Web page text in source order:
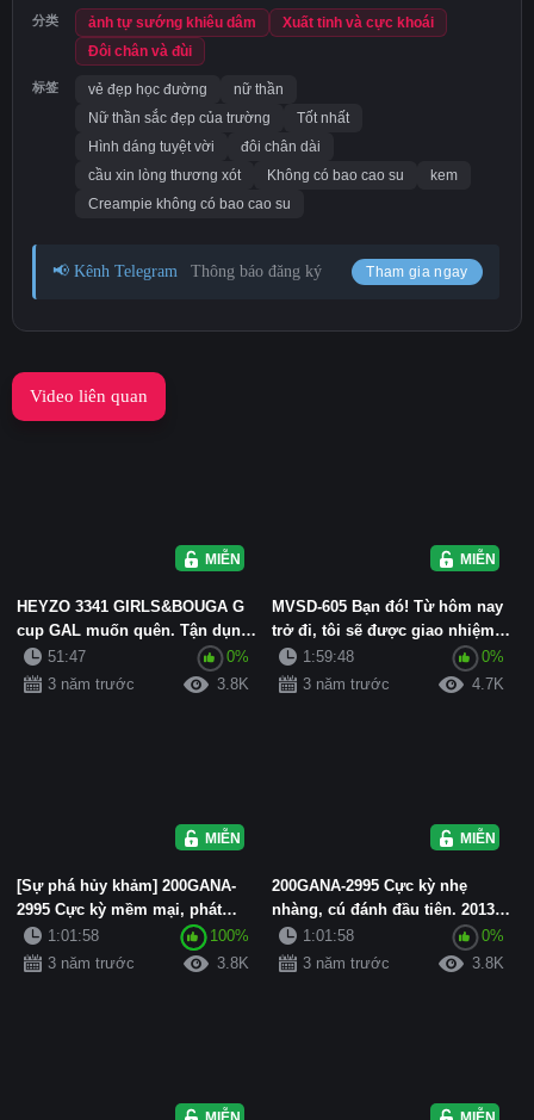
分类 ảnh tự sướng khiêu dâm
Xuất tinh và cực khoái
Đôi chân và đùi
标签 vẻ đẹp học đường
nữ thần
Nữ thần sắc đẹp của trường
Tốt nhất
Hình dáng tuyệt vời
đôi chân dài
cầu xin lòng thương xót
Không có bao cao su
kem
Creampie không có bao cao su
📢 Kênh Telegram Thông báo đăng ký Tham gia ngay
Video liên quan
MIỄN PHÍ
HEYZO 3341 GIRLS&BOUGA G
cup GAL muốn quên. Tận dụng
tối đa bộ ngực nhạy cảm n...
51:47
0%
3 năm trước
3.8K
MIỄN PHÍ
MVSD-605 Bạn đó! Từ hôm nay
trở đi, tôi sẽ được giao nhiệm
vụ chăm sóc nhu cầu tìn...
1:59:48
0%
3 năm trước
4.7K
MIỄN PHÍ
[Sự phá hủy khảm] 200GANA-
2995 Cực kỳ mềm mại, phát
súng đầu tiên. 2013 Đón một
si...
1:01:58
100%
3 năm trước
3.8K
MIỄN PHÍ
200GANA-2995 Cực kỳ nhẹ
nhàng, cú đánh đầu tiên. 2013
Đón một sinh viên đại học có...
1:01:58
0%
3 năm trước
3.8K
MIỄN PHÍ MIỄN PHÍ